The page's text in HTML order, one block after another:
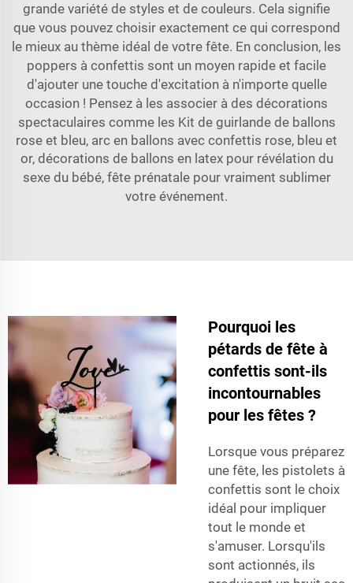
grande variété de styles et de couleurs. Cela signifie
que vous pouvez choisir exactement ce qui correspond
le mieux au thème idéal de votre fête. En conclusion, les
poppers à confettis sont un moyen rapide et facile
d'ajouter une touche d'excitation à n'importe quelle
occasion ! Pensez à les associer à des décorations
spectaculaires comme les Kit de guirlande de ballons
rose et bleu, arc en ballons avec confettis rose, bleu et
or, décorations de ballons en latex pour révélation du
sexe du bébé, fête prénatale pour vraiment sublimer
votre événement.
Pourquoi les
pétards de fête à
confettis sont-ils
incontournables
pour les fêtes ?
Lorsque vous préparez
une fête, les pistolets à
confettis sont le choix
idéal pour impliquer
tout le monde et
s'amuser. Lorsqu'ils
sont actionnés, ils